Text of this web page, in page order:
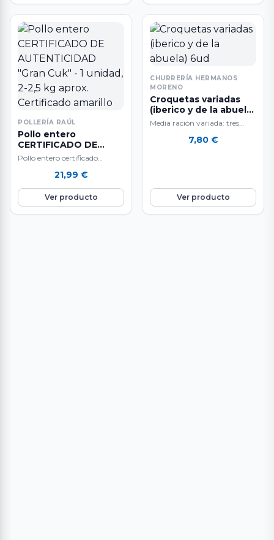
POLLERÍA RAÚL
Pollo entero
CERTIFICADO DE
AUTENTICIDAD "Gran
kg aprox. Certificado
amarillo
Pollo entero certificado
Grupo Sada. A la venta por
unidades de…
21,99 €
Ver producto
CHURRERÍA HERMANOS
MORENO
Croquetas variadas
(iberico y de la abuela)
6ud
Media ración variada: tres
tres de pollo de la abuela.
7,80 €
Ver producto